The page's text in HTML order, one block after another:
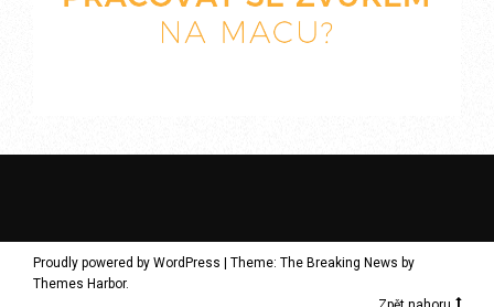
Proudly powered by WordPress
Theme: The Breaking News by
Themes Harbor.